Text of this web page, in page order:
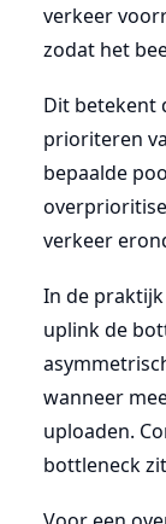
verkeer
zodat het
Dit betekent
prioriteren
bepaalde
verkeer
In de
uplink de
wanneer
uploaden.
bottleneck